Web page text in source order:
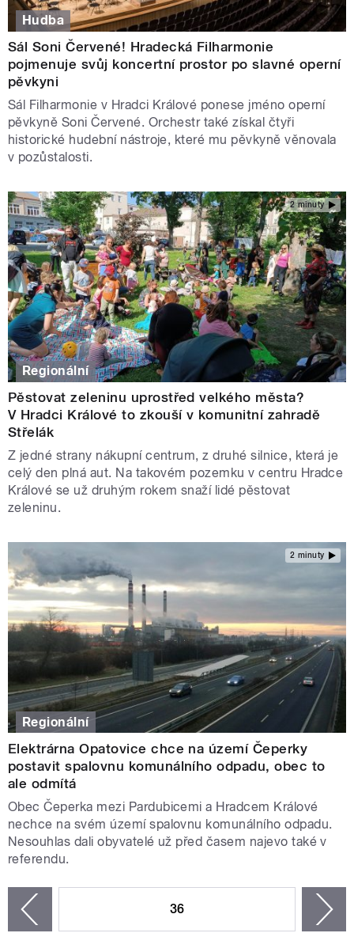
Hudba
Sál Soni Červené! Hradecká Filharmonie
pojmenuje svůj koncertní prostor po slavné operní
pěvkyni
Sál Filharmonie v Hradci Králové ponese jméno operní
pěvkyně Soni Červené. Orchestr také získal čtyři
historické hudební nástroje, které mu pěvkyně věnovala
v pozůstalosti.
2 minuty
Regionální
Pěstovat zeleninu uprostřed velkého města?
V Hradci Králové to zkouší v komunitní zahradě
Střelák
Z jedné strany nákupní centrum, z druhé silnice, která je
celý den plná aut. Na takovém pozemku v centru Hradce
Králové se už druhým rokem snaží lidé pěstovat
zeleninu.
2 minuty
Regionální
Elektrárna Opatovice chce na území Čeperky
postavit spalovnu komunálního odpadu, obec to
ale odmítá
Obec Čeperka mezi Pardubicemi a Hradcem Králové
nechce na svém území spalovnu komunálního odpadu.
Nesouhlas dali obyvatelé už před časem najevo také v
referendu.
36